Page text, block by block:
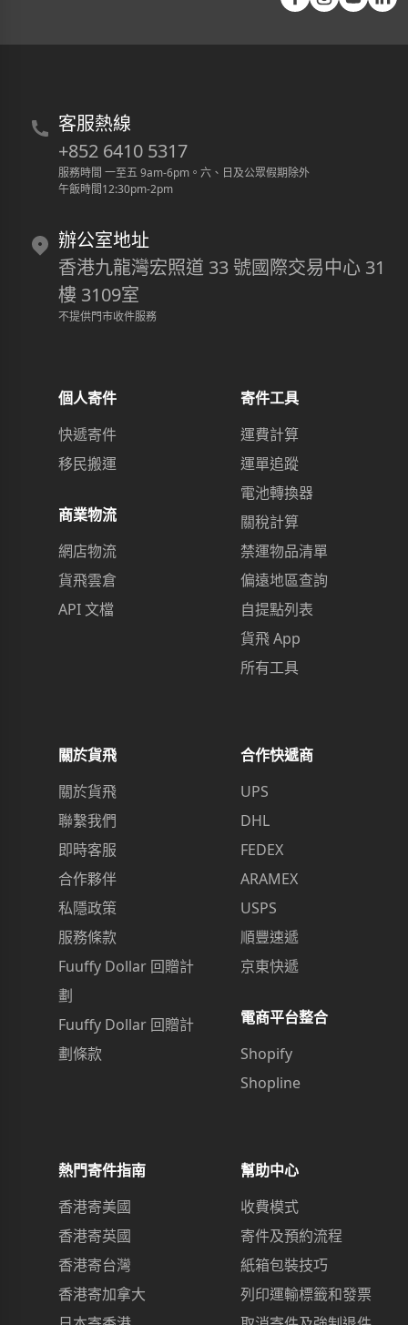
客服熱線
+852 6410 5317
服務時間 一至五 9am-6pm 。 六、日及公眾假期除外
午飯時間12:30pm-2pm
辦公室地址
香港九龍灣宏照道 33 號國際交易中心 31
樓 3109室
不提供門市收件服務
個人寄件
快遞寄件
移民搬運
商業物流
網店物流
貨飛雲倉
API 文檔
寄件工具
運費計算
運單追蹤
電池轉換器
關稅計算
禁運物品清單
偏遠地區查詢
自提點列表
貨飛 App
所有工具
關於貨飛
關於貨飛
聯繫我們
即時客服
合作夥伴
私隱政策
服務條款
Fuuffy Dollar 回贈計
劃
Fuuffy Dollar 回贈計
劃條款
合作快遞商
UPS
DHL
FEDEX
ARAMEX
USPS
順豐速遞
京東快遞
電商平台整合
Shopify
Shopline
熱門寄件指南
香港寄美國
香港寄英國
香港寄台灣
香港寄加拿大
幫助中心
收費模式
寄件及預約流程
紙箱包裝技巧
列印運輸標籤和發票